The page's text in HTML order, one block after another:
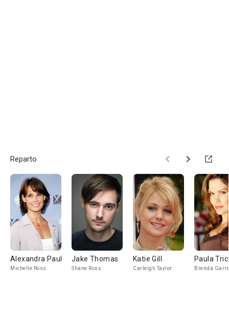
Reparto
Alexandra Paul
Michelle Ross
Jake Thomas
Shane Ross
Katie Gill
Carleigh Taylor
Paula
Brenda